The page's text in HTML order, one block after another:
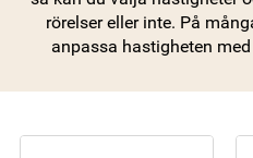
rörelser eller inte. På
anpassa hastigheten